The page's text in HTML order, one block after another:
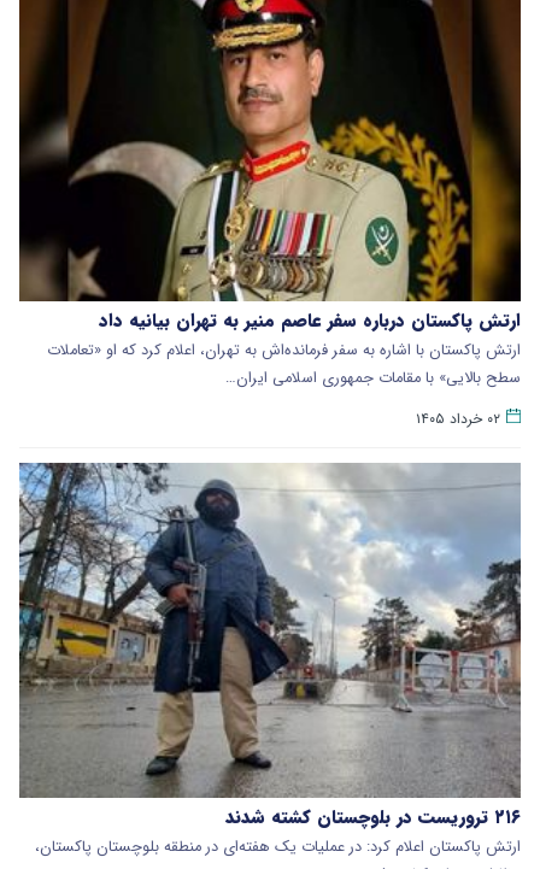
ارتش پاکستان درباره سفر عاصم منیر به تهران بیانیه داد
ارتش پاکستان با اشاره به سفر فرمانده‌اش به تهران، اعلام کرد که او «تعاملات
سطح بالایی» با مقامات جمهوری اسلامی ایران…
۰۲ خرداد ۱۴۰۵
۲۱۶ تروریست در بلوچستان کشته شدند
ارتش پاکستان اعلام کرد: در عملیات یک هفته‌ای در منطقه بلوچستان پاکستان،